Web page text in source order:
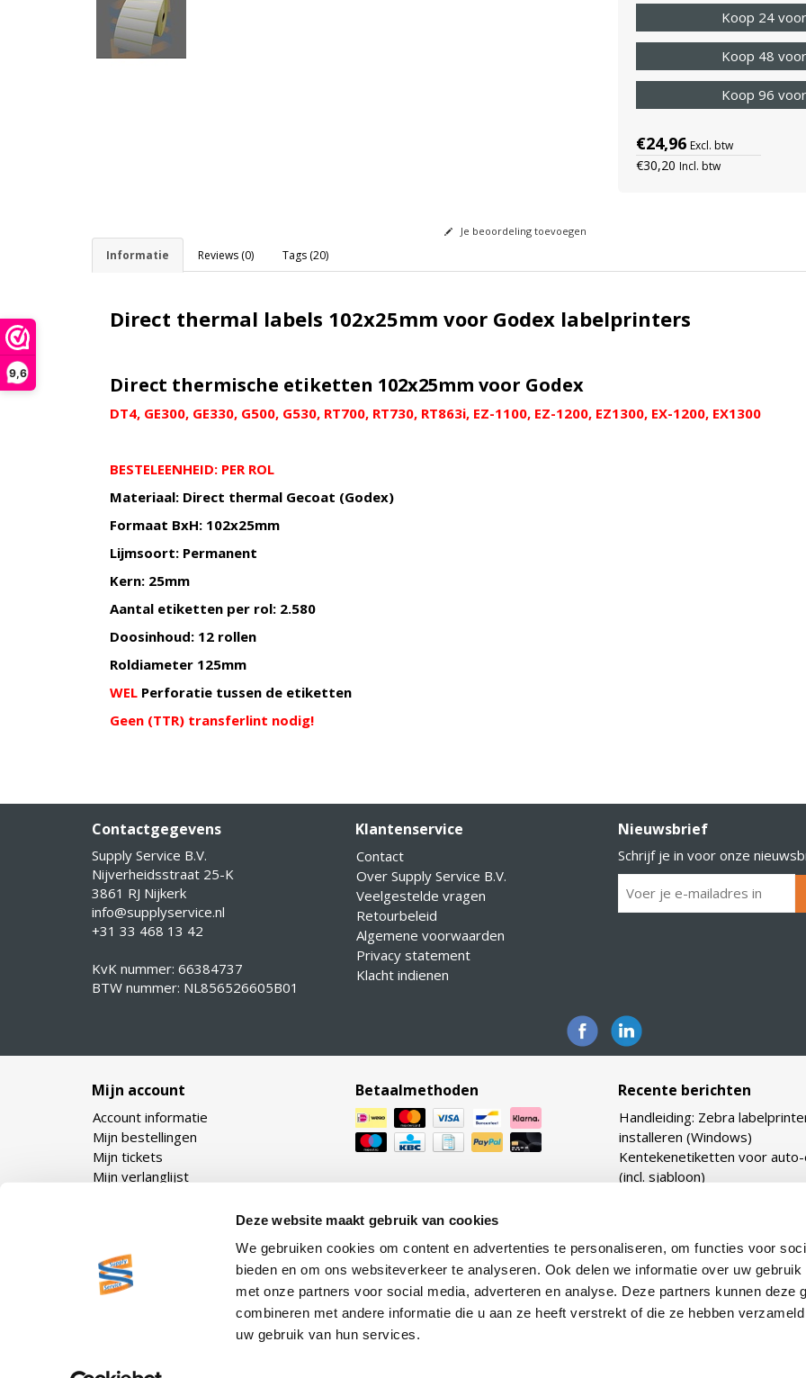
Deze website maakt gebruik van cookies
We gebruiken cookies om content en advertenties te personaliseren, om functies voor
bieden en om ons websiteverkeer te analyseren. Ook delen we informatie over uw
met onze partners voor social media, adverteren en analyse. Deze partners kunnen deze
combineren met andere informatie die u aan ze heeft verstrekt of die ze hebben
uw gebruik van hun services.
9,6
Koop 24
Koop 48
Koop 96
€24,96 Excl. btw
€30,20 Incl. btw
Je beoordeling toevoegen
Informatie Reviews (0) Tags (20)
Direct thermal labels 102x25mm voor Godex labelprinters
Direct thermische etiketten 102x25mm voor Godex
DT4, GE300, GE330, G500, G530, RT700, RT730, RT863i, EZ-1100, EZ-1200, EZ1300, EX-1200, EX1300
BESTELEENHEID: PER ROL
Materiaal: Direct thermal Gecoat (Godex)
Formaat BxH: 102x25mm
Lijmsoort: Permanent
Kern: 25mm
Aantal etiketten per rol: 2.580
Doosinhoud: 12 rollen
Roldiameter 125mm
WEL Perforatie tussen de etiketten
Geen (TTR) transferlint nodig!
Contactgegevens
Supply Service B.V.
Nijverheidsstraat 25-K
3861 RJ Nijkerk
info@supplyservice.nl
+31 33 468 13 42
KvK nummer: 66384737
BTW nummer: NL856526605B01
Klantenservice
Contact
Over Supply Service B.V.
Veelgestelde vragen
Retourbeleid
Algemene voorwaarden
Privacy statement
Klacht indienen
Nieuwsbrief
Schrijf je in voor onze
Mijn account
Account informatie
Mijn bestellingen
Mijn tickets
Mijn verlanglijst
Betaalmethoden Recente berichten
Handleiding: Zebra
installeren (Windows)
Kentekenetiketten voor
(incl. sjabloon)
TTR linten heb ik nodig voor
etiketten?
Lijmtypes uitgelegd: van
tot removable